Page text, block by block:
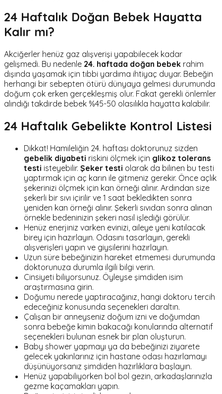
24 Haftalık Doğan Bebek Hayatta
Kalır mı?
Akciğerler henüz gaz alışverişi yapabilecek kadar
gelişmedi. Bu nedenle 24. haftada doğan bebek rahim
dışında yaşamak için tıbbi yardıma ihtiyaç duyar. Bebeğin
herhangi bir sebepten ötürü dünyaya gelmesi durumunda
doğum çok erken gerçekleşmiş olur. Fakat gerekli önlemler
alındığı takdirde bebek %45-50 olasılıkla hayatta kalabilir.
24 Haftalık Gebelikte Kontrol Listesi
Dikkat! Hamileliğin 24. haftası doktorunuz sizden
gebelik diyabeti riskini ölçmek için glikoz tolerans
testi isteyebilir. Şeker testi olarak da bilinen bu testi
yaptırmak için aç karın ile gitmeniz gerekir. Önce açlık
şekerinizi ölçmek için kan örneği alınır. Ardından size
şekerli bir sıvı içirilir ve 1 saat bekledikten sonra
yeniden kan örneği alınır. Şekerli sıvıdan sonra alınan
örnekle bedeninizin şekeri nasıl işlediği görülür.
Henüz enerjiniz varken evinizi, aileye yeni katılacak
birey için hazırlayın. Odasını tasarlayın, gerekli
alışverişleri yapın ve giysilerini hazırlayın.
Uzun süre bebeğinizin hareket etmemesi durumunda
doktorunuza durumla ilgili bilgi verin.
Cinsiyeti biliyorsunuz. Öyleyse şimdiden isim
araştırmasına girin.
Doğumu nerede yaptıracağınız, hangi doktoru tercih
edeceğiniz konusunda seçenekleri daraltın.
Çalışan bir anneyseniz doğum izni ve doğumdan
sonra bebeğe kimin bakacağı konularında alternatif
seçenekleri bulunan esnek bir plan oluşturun.
Baby shower yapmayı ya da bebeğinizi ziyarete
gelecek yakınlarınız için hastane odası hazırlamayı
düşünüyorsanız şimdiden hazırlıklara başlayın.
Henüz yapabiliyorken bol bol gezin, arkadaşlarınızla
gezme kaçamakları yapın.